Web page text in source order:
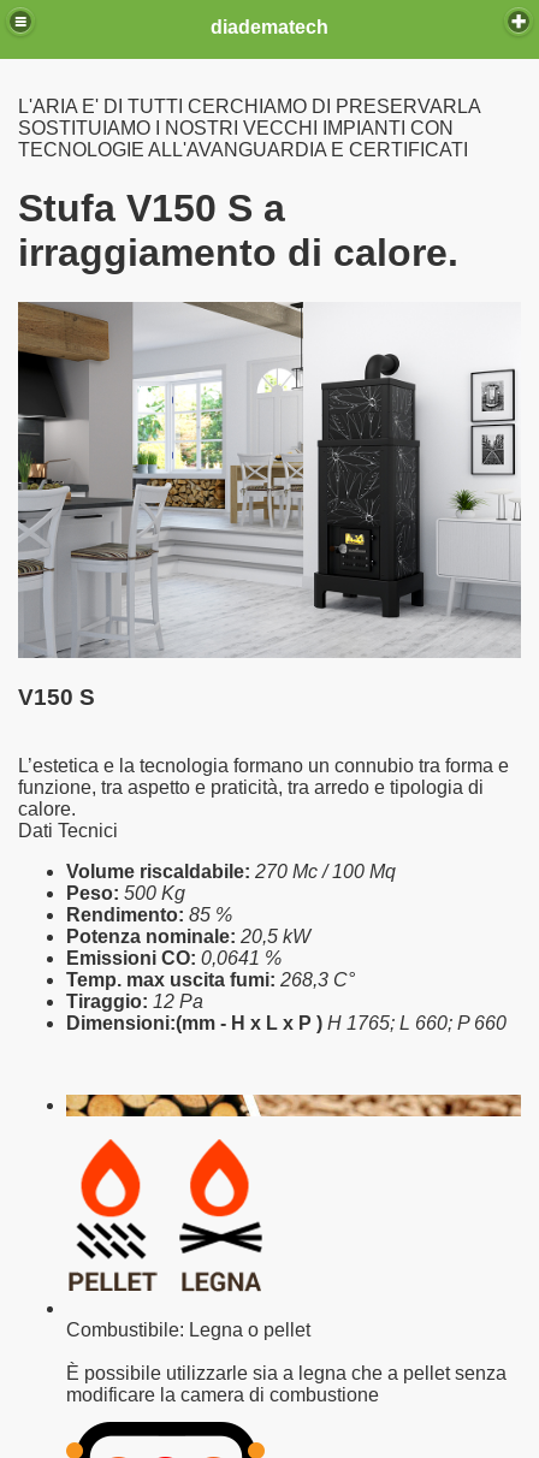
diadematech
L'ARIA E' DI TUTTI CERCHIAMO DI PRESERVARLA
SOSTITUIAMO I NOSTRI VECCHI IMPIANTI CON
TECNOLOGIE ALL'AVANGUARDIA E CERTIFICATI
Stufa V150 S a
irraggiamento di calore.
V150 S
L’estetica e la tecnologia formano un connubio tra forma e
funzione, tra aspetto e praticità, tra arredo e tipologia di
calore.
Dati Tecnici
Volume riscaldabile: 270 Mc / 100 Mq
Peso: 500 Kg
Rendimento: 85 %
Potenza nominale: 20,5 kW
Emissioni CO: 0,0641 %
Temp. max uscita fumi: 268,3 C°
Tiraggio: 12 Pa
Dimensioni:(mm - H x L x P ) H 1765; L 660; P 660
Combustibile: Legna o pellet
È possibile utilizzarle sia a legna che a pellet senza
modificare la camera di combustione
biomassa